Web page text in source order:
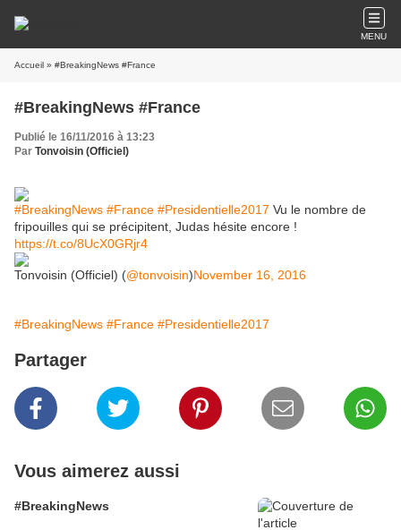
MENU
Accueil » #BreakingNews #France
#BreakingNews #France
Publié le 16/11/2016 à 13:23
Par Tonvoisin (Officiel)
#BreakingNews #France #Presidentielle2017 Vu le nombre de
fripouilles qui se précipitent, Judas hésite encore !
https://t.co/8UcX0GRjr4
Tonvoisin (Officiel) (@tonvoisin)November 16, 2016
#BreakingNews #France #Presidentielle2017
Partager
Vous aimerez aussi
#BreakingNews